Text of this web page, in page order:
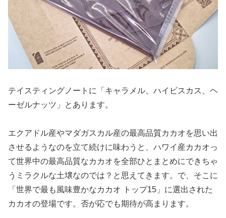
テイスティングノートに「キャラメル、ハイビスカス、ヘ
ーゼルナッツ」とあります。
エクアドル産やマダガスカル産の最高品質カカオを思い出
させるようなのを立て続けに味わうと、ハワイ産カカオっ
て世界中の最高品質なカカオを全部ひとまとめにできちゃ
うミラクルな土壌なのでは？と思えてきます。で、そこに
「世界で最も風味豊かなカカオ トップ15」に選出された
カカオの登場です。否が応でも期待が高まります。